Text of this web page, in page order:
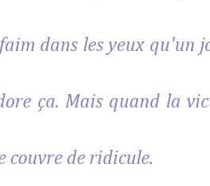
dans les yeux qu'un
ça. Mais quand la
couvre de ridicule.